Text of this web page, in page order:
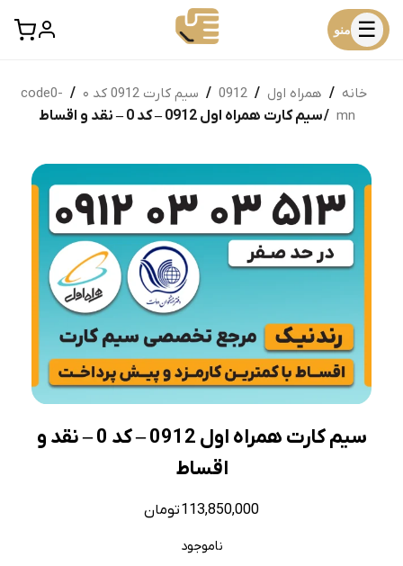
☰ منو
خانه / همراه اول /
0912
/ سیم کارت 0912 کد ۰ /
code0-
mn / سیم کارت همراه اول 0912 – کد 0 – نقد و اقساط
سیم کارت همراه اول 0912 – کد 0 – نقد و
اقساط
113,850,000تومان
ناموجود